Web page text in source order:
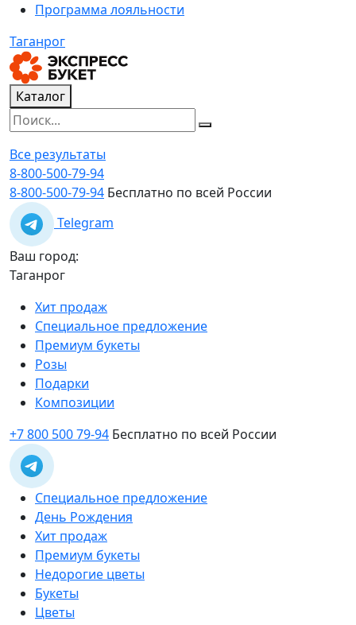
Программа лояльности
Таганрог
Каталог
Все результаты
8-800-500-79-94
8-800-500-79-94 Бесплатно по всей России
Telegram
Ваш город:
Таганрог
Хит продаж
Специальное предложение
Премиум букеты
Розы
Подарки
Композиции
+7 800 500 79-94 Бесплатно по всей России
Специальное предложение
День Рождения
Хит продаж
Премиум букеты
Недорогие цветы
Букеты
Цветы